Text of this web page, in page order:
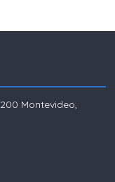
Montevideo,